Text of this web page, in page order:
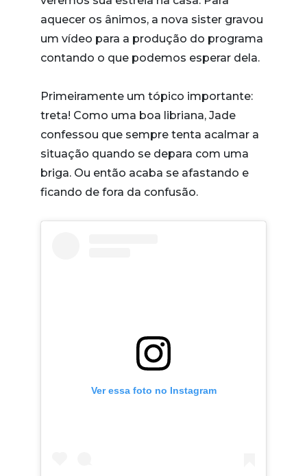
aquecer os ânimos, a nova sister gravou
um vídeo para a produção do programa
contando o que podemos esperar dela.
Primeiramente um tópico importante:
treta! Como uma boa libriana, Jade
confessou que sempre tenta acalmar a
situação quando se depara com uma
briga. Ou então acaba se afastando e
ficando de fora da confusão.
Ver essa foto no Instagram